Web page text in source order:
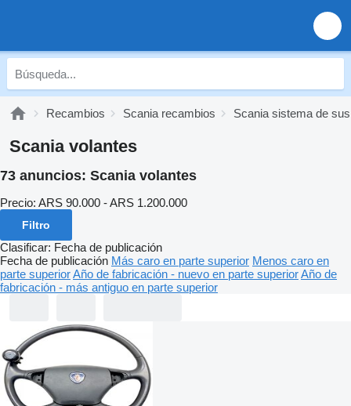
Recambios Scania recambios Scania sistema de
Scania volantes
73 anuncios: Scania volantes
Precio: ARS 90.000 - ARS 1.200.000
Filtro
Clasificar: Fecha de publicación
Fecha de publicación Más caro en parte superior Menos caro en
parte superiorAño de fabricación - nuevo en parte superiorAño de
fabricación - más antiguo en parte superior